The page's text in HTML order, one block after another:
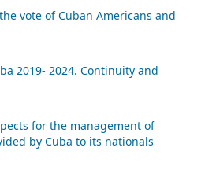
vote of Cuban Americans and
2019- 2024. Continuity and
for the management of
by Cuba to its nationals